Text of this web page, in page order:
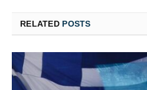
RELATED POSTS